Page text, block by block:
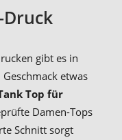
gibt es in
etwas
Top für
Damen-Tops
Schnitt sorgt